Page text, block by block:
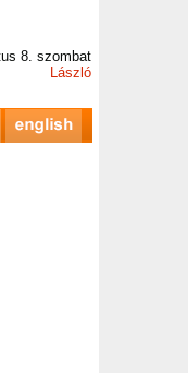
8. szombat
László